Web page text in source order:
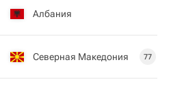
Албания
Северная Македония 77